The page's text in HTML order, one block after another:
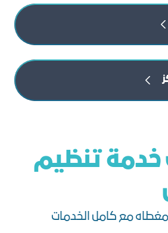
خدمة تنظيم
مع كامل الخدمات